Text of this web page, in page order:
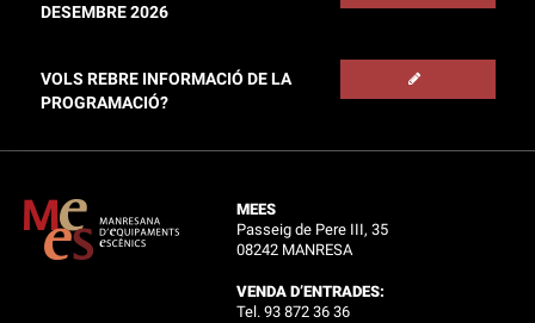
DESEMBRE 2026
VOLS REBRE INFORMACIÓ DE LA
PROGRAMACIÓ?
MEES
Passeig de Pere III, 35
08242 MANRESA
VENDA D’ENTRADES:
Tel. 93 872 36 36